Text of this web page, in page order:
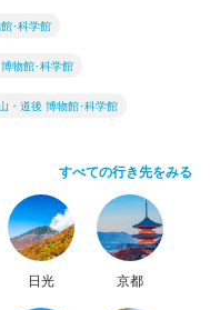
･科学館
物館･科学館
・道後 博物館･科学館
すべての行き先をみる
日光 京都